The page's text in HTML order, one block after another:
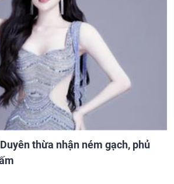
thừa nhận ném gạch, phủ